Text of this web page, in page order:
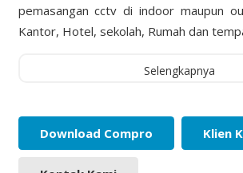
pemasangan cctv di indoor maupun
Kantor, Hotel, sekolah, Rumah dan
Selengkapnya
Download Compro Klien